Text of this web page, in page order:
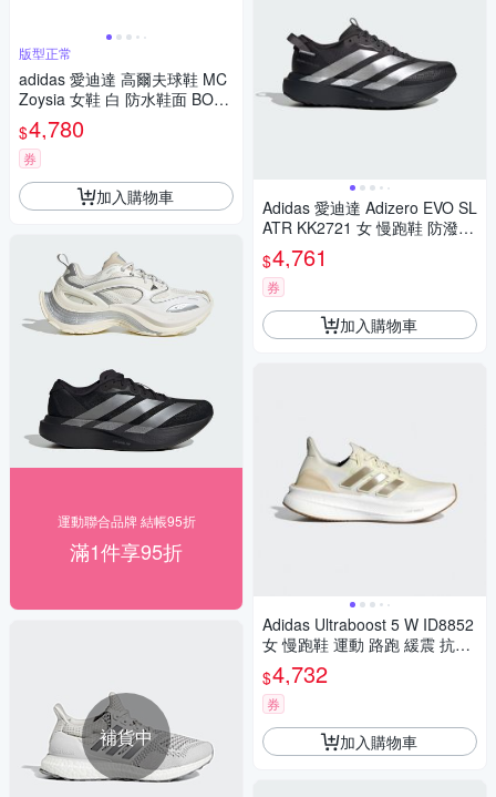
版型正常
adidas 愛迪達 高爾夫球鞋 MC
Zoysia 女鞋 白 防水鞋面 BOO
ST中底 無釘 IH5993
$4,780
券
加入購物車
運動聯合品牌 結帳95折
滿1件享95折
補貨中
Adidas 愛迪達 Adizero EVO SL
ATR KK2721 女 慢跑鞋 防潑水
跑鞋 路跑 黑 銀
$4,761
券
加入購物車
Adidas Ultraboost 5 W ID8852
女 慢跑鞋 運動 路跑 緩震 抗扭
耐磨 米黃 金
$4,732
券
加入購物車